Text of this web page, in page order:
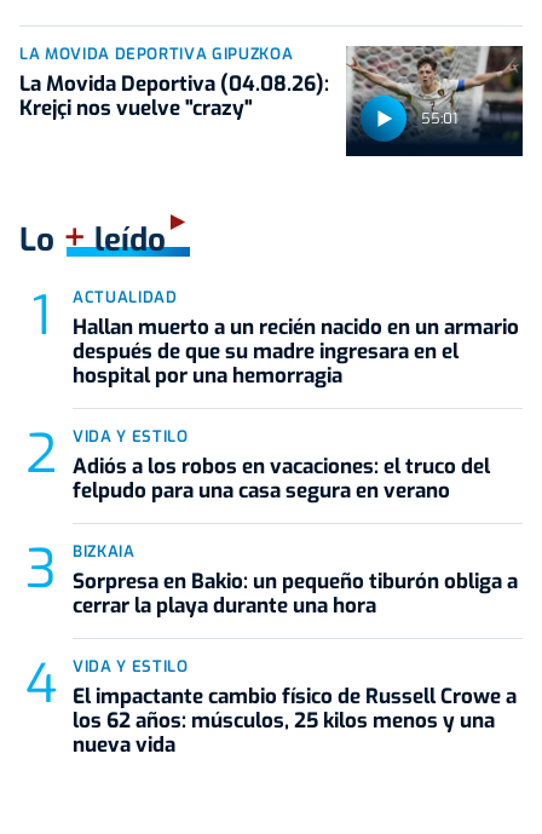
55:01
LA MOVIDA DEPORTIVA GIPUZKOA
La Movida Deportiva (04.08.26):
Krejçi nos vuelve "crazy"
Lo +leído
ACTUALIDAD
Hallan muerto a un recién nacido en un armario
después de que su madre ingresara en el
hospital por una hemorragia
VIDA Y ESTILO
Adiós a los robos en vacaciones: el truco del
felpudo para una casa segura en verano
BIZKAIA
Sorpresa en Bakio: un pequeño tiburón obliga a
cerrar la playa durante una hora
VIDA Y ESTILO
El impactante cambio físico de Russell Crowe a
los 62 años: músculos, 25 kilos menos y una
nueva vida